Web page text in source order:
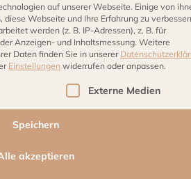
auf unserer Webseite. Einige von
Webseite und Ihre Erfahrung zu
werden (z. B. IP-Adressen), z. B. für
Anzeigen- und Inhaltsmessung. Weitere
Daten finden Sie in unserer
Einstellungen widerrufen oder anpassen.
Gruppen, für die eine
Externe Medien
Speichern
akzeptieren